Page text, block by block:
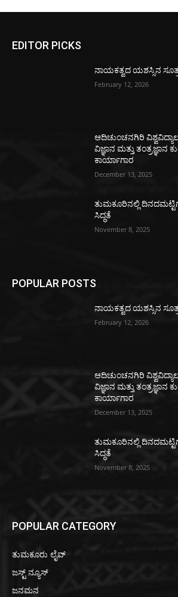
EDITOR PICKS
ನಾಯಕತ್ವದ ಯಶಸ್ಸಿನ
February 12, 2026
ಆದಿಚುಂಚನಗಿರಿ
ವಿಜ್ಞಾನ ಮತ್ತು
ಕಾರ್ಯಾಗಾರ
December 13, 2025
ತುಮಕೂರಿನಲ್ಲಿ
ಸಿದ್ಧತೆ
November 8, 2025
POPULAR POSTS
ನಾಯಕತ್ವದ ಯಶಸ್ಸಿನ
February 12, 2026
ಆದಿಚುಂಚನಗಿರಿ
ವಿಜ್ಞಾನ ಮತ್ತು
ಕಾರ್ಯಾಗಾರ
December 13, 2025
ತುಮಕೂರಿನಲ್ಲಿ
ಸಿದ್ಧತೆ
November 8, 2025
POPULAR CATEGORY
ತುಮಕೂರು ಲೈವ್
ಜಸ್ಟ್ ನ್ಯೂಸ್
ಜನಮನ